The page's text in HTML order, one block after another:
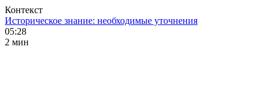
Контекст
Историческое знание: необходимые уточнения
05:28
2 мин